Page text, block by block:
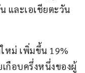
และเอเชียตะวัน
หม่ เพิ่มขึ้น 19%
กือบครึ่งหนึ่งของผู้